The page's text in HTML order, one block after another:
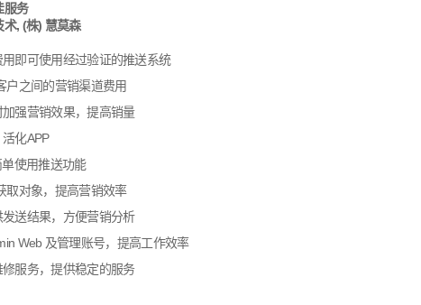
服务
, (株) 慧莫森
即可使用经过验证的推送系统
户之间的营销渠道费用
强营销效果，提高销量
化APP
使用推送功能
取对象，提高营销效率
送结果，方便营销分析
Web 及管理账号，提高工作效率
服务，提供稳定的服务